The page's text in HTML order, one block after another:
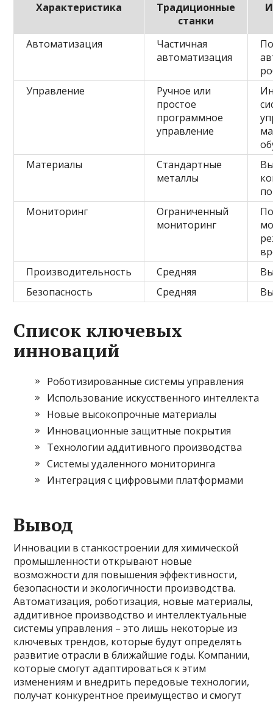
Характеристика
Традиционные
станки
Автоматизация
Частичная
автоматизация
Управление
Ручное или
простое
программное
управление
Материалы
Стандартные
металлы
Мониторинг
Ограниченный
мониторинг
Производительность
Средняя
Безопасность
Средняя
Список ключевых
инноваций
Роботизированные системы управления
Использование искусственного интеллекта
Новые высокопрочные материалы
Инновационные защитные покрытия
Технологии аддитивного производства
Системы удаленного мониторинга
Интеграция с цифровыми платформами
Вывод
Инновации в станкостроении для химической
промышленности открывают новые
возможности для повышения эффективности,
безопасности и экологичности производства.
Автоматизация, роботизация, новые материалы,
аддитивное производство и интеллектуальные
системы управления – это лишь некоторые из
ключевых трендов, которые будут определять
развитие отрасли в ближайшие годы. Компании,
которые смогут адаптироваться к этим
изменениям и внедрить передовые технологии,
получат конкурентное преимущество и смогут